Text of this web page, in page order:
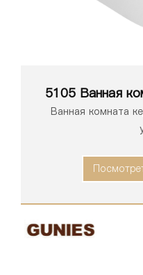
5105 Ванная
Ванная комната